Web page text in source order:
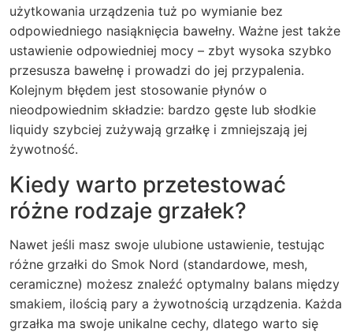
użytkowania urządzenia tuż po wymianie bez
odpowiedniego nasiąknięcia bawełny. Ważne jest także
ustawienie odpowiedniej mocy – zbyt wysoka szybko
przesusza bawełnę i prowadzi do jej przypalenia.
Kolejnym błędem jest stosowanie płynów o
nieodpowiednim składzie: bardzo gęste lub słodkie
liquidy szybciej zużywają grzałkę i zmniejszają jej
żywotność.
Kiedy warto przetestować
różne rodzaje grzałek?
Nawet jeśli masz swoje ulubione ustawienie, testując
różne grzałki do Smok Nord (standardowe, mesh,
ceramiczne) możesz znaleźć optymalny balans między
smakiem, ilością pary a żywotnością urządzenia. Każda
grzałka ma swoje unikalne cechy, dlatego warto się